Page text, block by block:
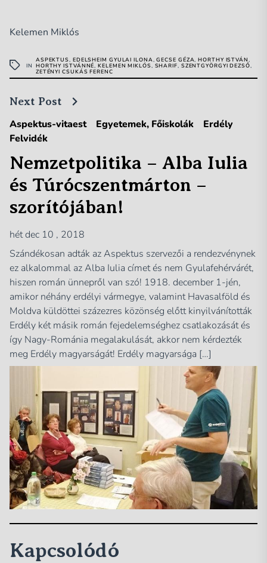
Kelemen Miklós
IN
ASPEKTUS, EDELSHEIM GYULAI ILONA,GECSE GÉZA,HORTHY ISTVÁN,
HORTHY ISTVÁNNÉ,KELEMEN MIKLÓS, SHARIF, SZENTGYÖRGYI DEZSŐ,
ZETÉNYI CSUKÁS FERENC
Next Post
Aspektus-vitaest Egyetemek, Főiskolák
Erdély
Felvidék
Nemzetpolitika – Alba Iulia
és Túrócszentmárton –
szorítójában!
hét dec 10 , 2018
Szándékosan adták az Aspektus szervezői a rendezvénynek
ez alkalommal az Alba Iulia címet és nem Gyulafehérvárét,
hiszen román ünnepről van szó! 1918. december 1-jén,
amikor néhány erdélyi vármegye, valamint Havasalföld és
Moldva küldöttei százezres közönség előtt kinyilvánították
Erdély két másik román fejedelemséghez csatlakozását és
így Nagy-Románia megalakulását, akkor nem kérdezték
meg Erdély magyarságát! Erdély magyarsága […]
Kapcsolódó